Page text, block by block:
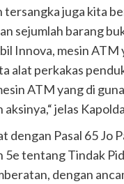
tersangka juga kita
sejumlah barang
Innova, mesin ATM
alat perkakas
ATM yang di
jelas
dengan Pasal 65 Jo
5e tentang Tindak
dengan